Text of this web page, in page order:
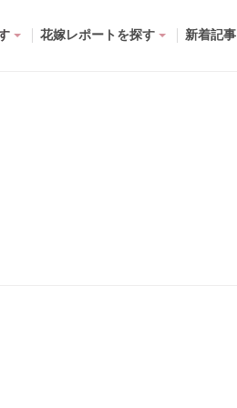
花嫁レポートを探す 新着記事